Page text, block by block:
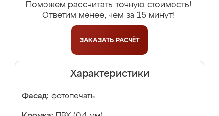
Поможем рассчитать точную стоимость!
Ответим менее, чем за 15 минут!
ЗАКАЗАТЬ РАСЧЁТ
Характеристики
Фасад: фотопечать